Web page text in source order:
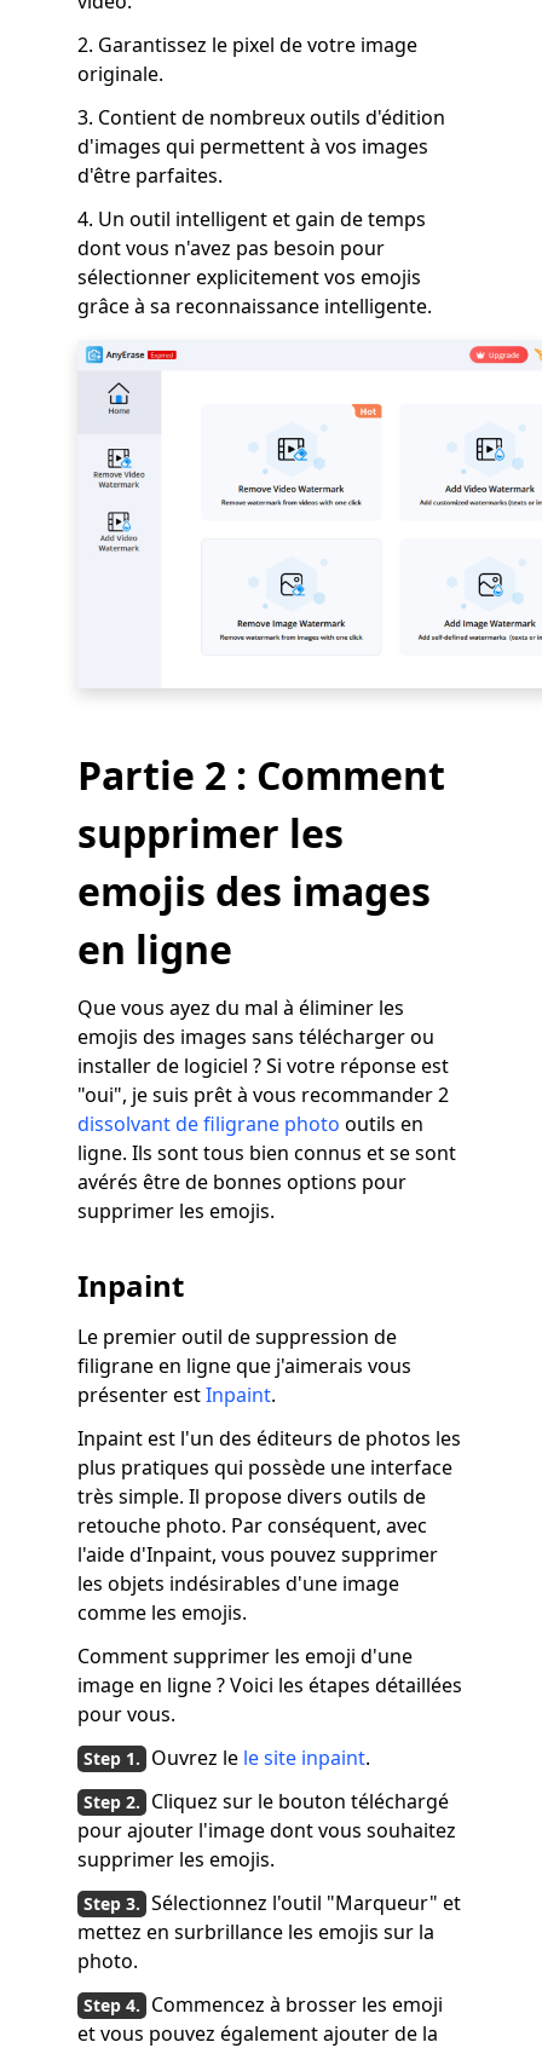
2. Garantissez le pixel de votre image
originale.
3. Contient de nombreux outils d'édition
d'images qui permettent à vos images
d'être parfaites.
4. Un outil intelligent et gain de temps
dont vous n'avez pas besoin pour
sélectionner explicitement vos emojis
grâce à sa reconnaissance intelligente.
Partie 2 : Comment
supprimer les
emojis des images
en ligne
Que vous ayez du mal à éliminer les
emojis des images sans télécharger ou
installer de logiciel ? Si votre réponse est
"oui", je suis prêt à vous recommander 2
dissolvant de filigrane photo outils en
ligne. Ils sont tous bien connus et se sont
avérés être de bonnes options pour
supprimer les emojis.
Inpaint
Le premier outil de suppression de
filigrane en ligne que j'aimerais vous
présenter estInpaint.
Inpaint est l'un des éditeurs de photos les
plus pratiques qui possède une interface
très simple. Il propose divers outils de
retouche photo. Par conséquent, avec
l'aide d'Inpaint, vous pouvez supprimer
les objets indésirables d'une image
comme les emojis.
Comment supprimer les emoji d'une
image en ligne ? Voici les étapes détaillées
pour vous.
Ouvrez le le site inpaint.
Cliquez sur le bouton téléchargé
pour ajouter l'image dont vous souhaitez
supprimer les emojis.
Sélectionnez l'outil "Marqueur" et
mettez en surbrillance les emojis sur la
photo.
Commencez à brosser les emoji
et vous pouvez également ajouter de la